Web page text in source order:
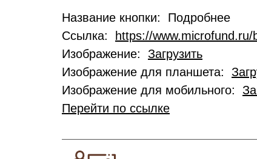
Название кнопки: Подробнее
Ссылка:
https://
Изображение: Загрузить
Изображение для планшета:
Изображение для мобильного:
Перейти по ссылке